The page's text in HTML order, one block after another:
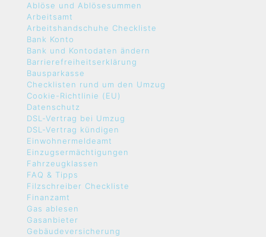
Ablöse und Ablösesummen
Arbeitsamt
Arbeitshandschuhe Checkliste
Bank Konto
Bank und Kontodaten ändern
Barrierefreiheitserklärung
Bausparkasse
Checklisten rund um den Umzug
Cookie-Richtlinie (EU)
Datenschutz
DSL-Vertrag bei Umzug
DSL-Vertrag kündigen
Einwohnermeldeamt
Einzugsermächtigungen
Fahrzeugklassen
FAQ & Tipps
Filzschreiber Checkliste
Finanzamt
Gas ablesen
Gasanbieter
Gebäudeversicherung